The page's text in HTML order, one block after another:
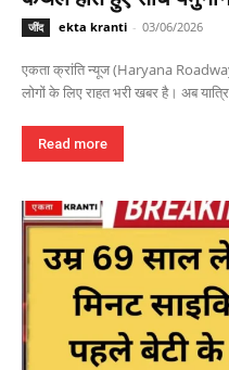
जींद ekta kranti - 03/06/2026
एकता क्रांति न्यूज (Haryana
लोगों के लिए राहत भरी खबर है। अब
Read more